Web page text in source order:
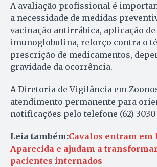
A avaliação profissional é
a necessidade de medidas
vacinação antirrábica, aplicação de
imunoglobulina, reforço contra o
prescrição de medicamentos,
gravidade da ocorrência.
A Diretoria de Vigilância em
atendimento permanente para
notificações pelo telefone (62)
Leia também:Cavalos entram em
Aparecida e ajudam a
pacientes internados